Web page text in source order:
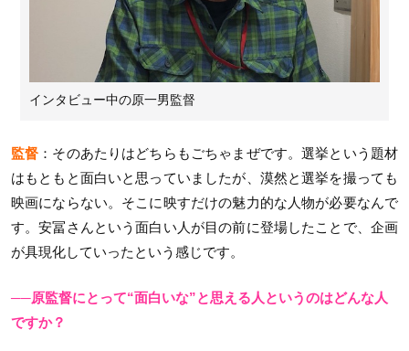
インタビュー中の原一男監督
監督 ：そのあたりはどちらもごちゃまぜです。選挙という題材
はもともと面白いと思っていましたが、漠然と選挙を撮っても
映画にならない。そこに映すだけの魅力的な人物が必要なんで
す。安冨さんという面白い人が目の前に登場したことで、企画
が具現化していったという感じです。
──原監督にとって“面白いな”と思える人というのはどんな人
ですか？